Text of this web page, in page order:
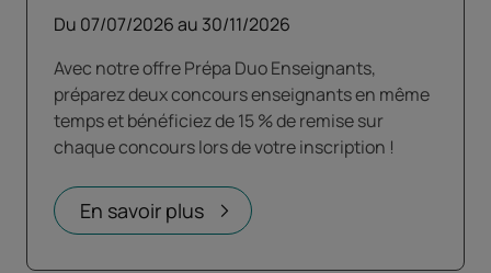
Du 07/07/2026au 30/11/2026
Avec notre offre Prépa Duo Enseignants,
préparez deux concours enseignants en même
temps et bénéficiez de 15 % de remise sur
chaque concours lors de votre inscription !
En savoir plus Ouvrir dans un nouvel onglet